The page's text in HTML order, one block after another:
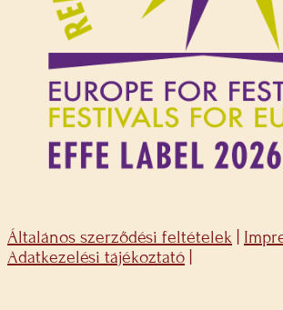
Általános szerződési feltételek
Adatkezelési tájékoztató